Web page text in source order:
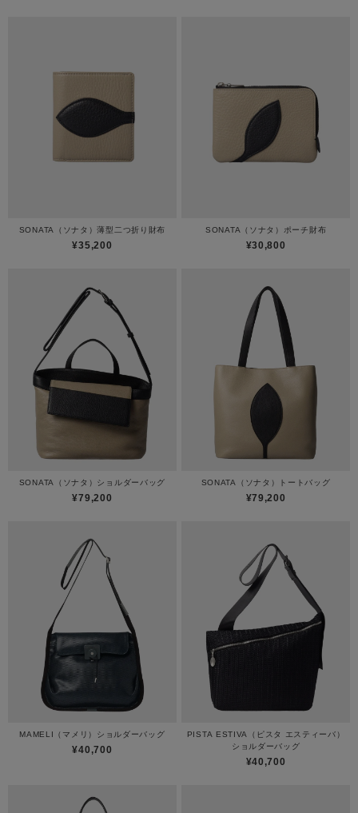
SONATA（ソナタ）薄型二つ折り財布
¥35,200
SONATA（ソナタ）ポーチ財布
¥30,800
SONATA（ソナタ）ショルダーバッグ
¥79,200
SONATA（ソナタ）トートバッグ
¥79,200
MAMELI（マメリ）ショルダーバッグ
¥40,700
PISTA ESTIVA（ピスタ エスティーバ）
ショルダーバッグ
¥40,700